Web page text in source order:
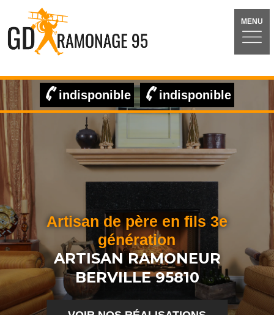
MENU
indisponible indisponible
Artisan de père en fils 3e
génération
ARTISAN RAMONEUR
BERVILLE 95810